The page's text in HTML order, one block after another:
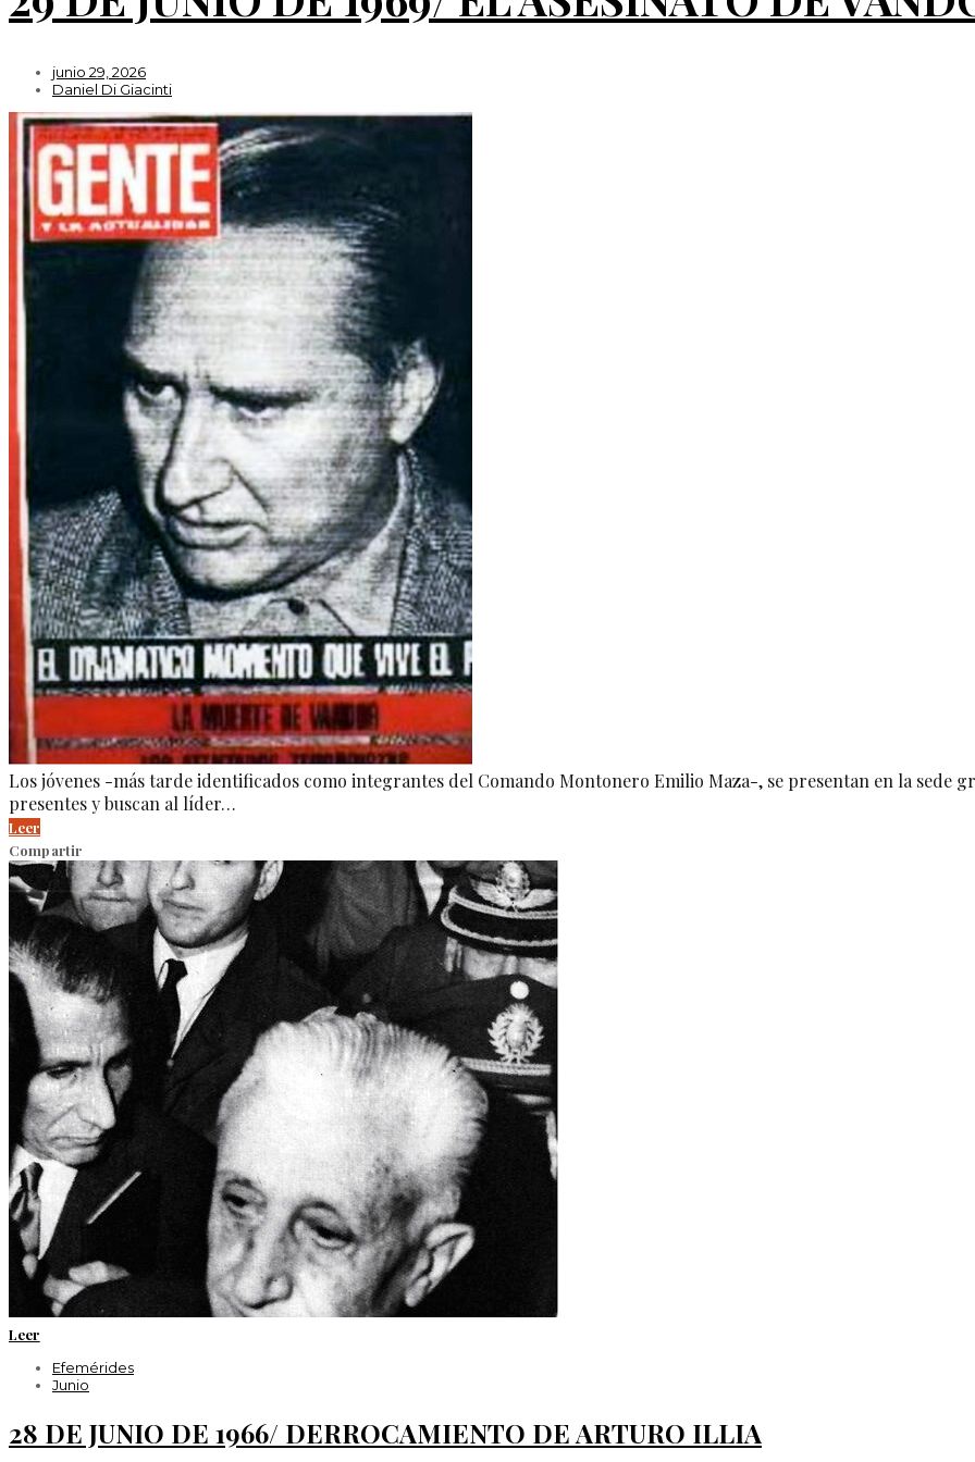
junio 29, 2026
Daniel Di Giacinti
Los jóvenes -más tarde identificados como integrantes del Comando Montonero Emilio Maza-, se presentan en la sede
presentes y buscan al líder…
Leer
Compartir
Leer
Efemérides
Junio
28 DE JUNIO DE 1966/ DERROCAMIENTO DE ARTURO ILLIA